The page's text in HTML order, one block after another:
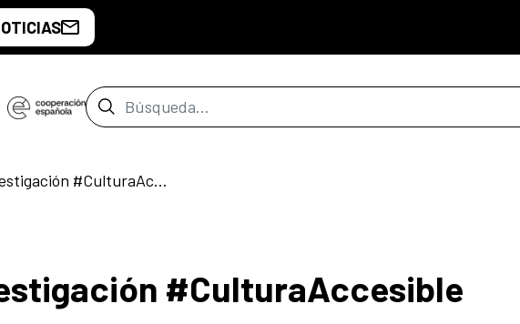
Barra de búsqueda
Residencia de investigación #CulturaAccesible
#CulturaAccesible